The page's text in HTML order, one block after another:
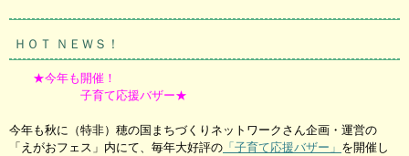
ＨＯＴ ＮＥＷＳ！
★今年も開催！
子育て応援バザー★
今年も秋に（特非）穂の国まちづくりネットワークさん企画・運営の
「えがおフェス」内にて、毎年大好評の 「子育て応援バザー」 を開催し